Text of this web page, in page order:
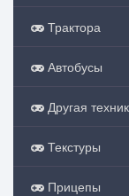
Трактора
Автобусы
Другая
Текстуры
Прицепы